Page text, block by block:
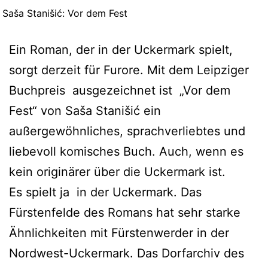
Saša Stanišić: Vor dem Fest
Ein Roman, der in der Uckermark spielt,
sorgt derzeit für Furore. Mit dem Leipziger
Buchpreis ausgezeichnet ist „Vor dem
Fest“ von Saša Stanišić ein
außergewöhnliches, sprachverliebtes und
liebevoll komisches Buch. Auch, wenn es
kein originärer über die Uckermark ist.
Es spielt ja in der Uckermark. Das
Fürstenfelde des Romans hat sehr starke
Ähnlichkeiten mit Fürstenwerder in der
Nordwest-Uckermark. Das Dorfarchiv des